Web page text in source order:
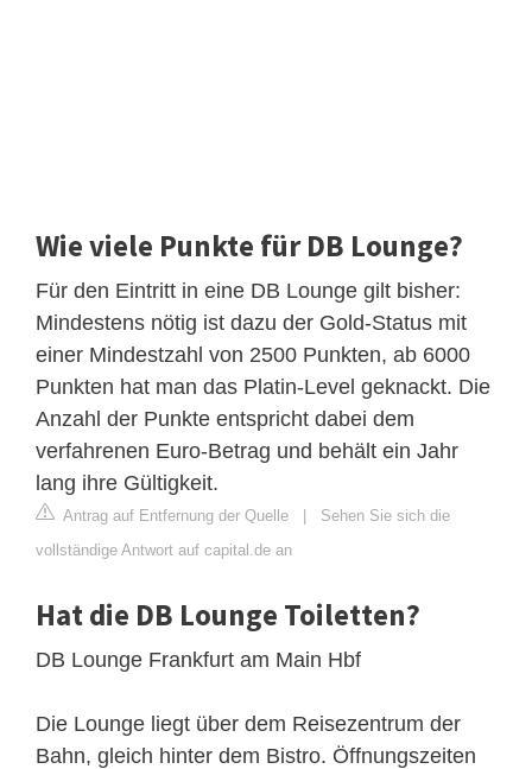
Wie viele Punkte für DB Lounge?
Für den Eintritt in eine DB Lounge gilt bisher:
Mindestens nötig ist dazu der Gold-Status mit
einer Mindestzahl von 2500 Punkten, ab 6000
Punkten hat man das Platin-Level geknackt. Die
Anzahl der Punkte entspricht dabei dem
verfahrenen Euro-Betrag und behält ein Jahr
lang ihre Gültigkeit.
Antrag auf Entfernung der Quelle | Sehen Sie sich die
vollständige Antwort auf capital.de an
Hat die DB Lounge Toiletten?
DB Lounge Frankfurt am Main Hbf
Die Lounge liegt über dem Reisezentrum der
Bahn, gleich hinter dem Bistro. Öffnungszeiten